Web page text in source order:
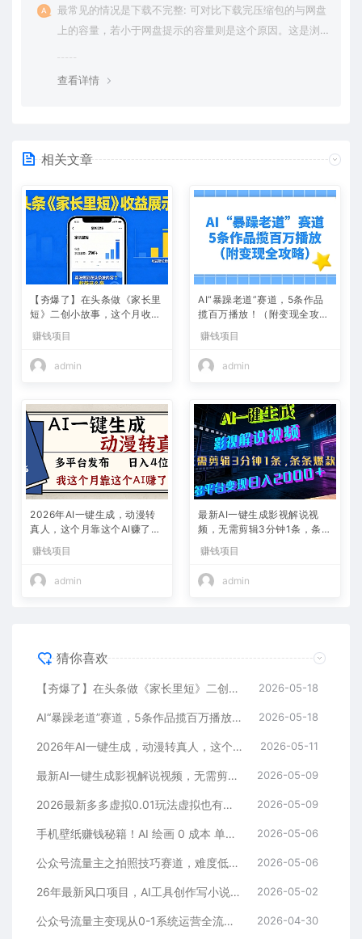
最常见的情况是下载不完整: 可对比下载完压缩包的与网盘
上的容量，若小于网盘提示的容量则是这个原因。这是浏
查看详情
相关文章
【夯爆了】在头条做《家长里
短》二创小故事，这个月收益
2w+
赚钱项目
admin
AI“暴躁老道”赛道，5条作品
揽百万播放！（附变现全攻
略）
赚钱项目
admin
2026年AI一键生成，动漫转
真人，这个月靠这个AI赚了2
赚钱项目
admin
最新AI一键生成影视解说视
频，无需剪辑3分钟1条，条条
+
赚钱项目
admin
猜你喜欢
【夯爆了】在头条做《家长里短》二创小故事，这个月收益2w+ 2026-05-18
AI“暴躁老道”赛道，5条作品揽百万播放！（附变现全攻略） 2026-05-18
2026年AI一键生成，动漫转真人，这个月靠这个AI赚了2W+ 2026-05-11
最新AI一键生成影视解说视频，无需剪辑3分钟1条，条条爆款，多平台变现日入2000+ 2026-05-09
2026最新多多虚拟0.01玩法虚拟也有新门路轻松日入2500! 2026-05-09
手机壁纸赚钱秘籍！AI 绘画 0 成本 单店狂销 3.8 万单 2026-05-06
公众号流量主之拍照技巧赛道，难度低+流量大，起号第一篇就爆了10w阅读！ 2026-05-06
26年最新风口项目，AI工具创作写小说，轻松实现日入1000+ 2026-05-02
公众号流量主变现从0-1系统运营全流程讲解！ 2026-04-30